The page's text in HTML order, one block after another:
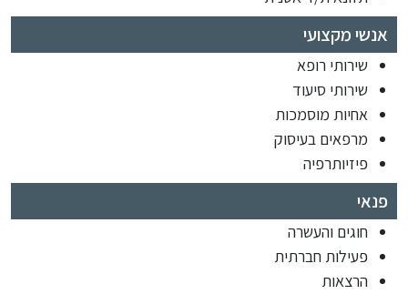
אנשי מקצועי
שירותי רופא
שירותי סיעוד
אחיות מוסמכות
מרפאים בעיסוק
פיזיותרפיה
פנאי
חוגים והעשרה
פעילות חברתית
הרצאות